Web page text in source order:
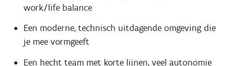
work/life balance
Een moderne, technisch uitdagende omgeving die
je mee vormgeeft
Een hecht team met korte lijnen, veel autonomie